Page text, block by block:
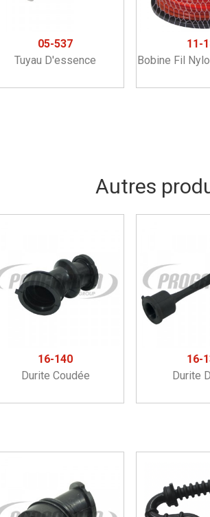
05-537
Tuyau D'essence
11-
Bobine Fil
Autres
16-140
Durite Coudée
16-
Durite